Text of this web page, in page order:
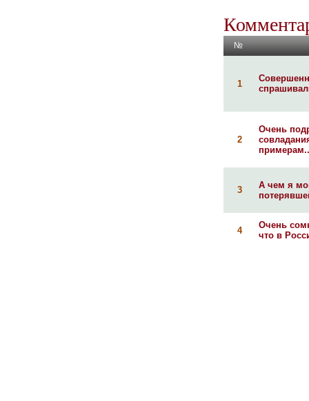
№
1
2
Очень
3
А чем я
4
Очень
что в